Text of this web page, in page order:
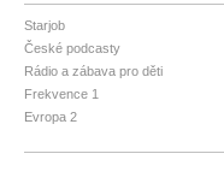
Starjob
České podcasty
Rádio a zábava pro děti
Frekvence 1
Evropa 2